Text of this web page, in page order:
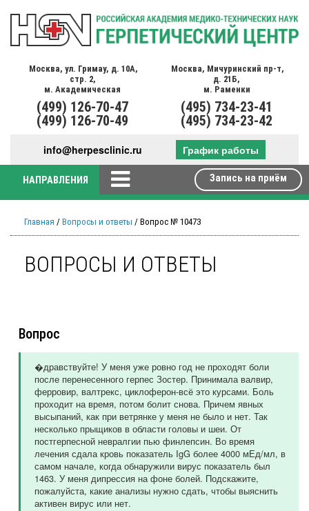
Москва, ул. Гримау, д. 10А,
стр. 2,
м. Академическая
(499) 126-70-47
(499) 126-70-49
Москва, Мичуринский пр-т,
д. 21Б,
м. Раменки
(495) 734-23-41
(495) 734-23-42
info@herpesclinic.ru График работы
НАПРАВЛЕНИЯ Запись на приём
Главная / Вопросы и ответы / Вопрос № 10473
ВОПРОСЫ И ОТВЕТЫ
Вопрос
�дравствуйте! У меня уже ровно год не проходят боли
после перенесенного герпес Зостер. Принимала валвир,
ферровир, валтрекс, циклоферон-всё это курсами. Боль
проходит на время, потом болит снова. Причем явных
высыпаний, как при ветрянке у меня не было и нет. Так
несколько прыщиков в области головы и шеи. От
постгерпесной невралгии пью финлепсин. Во время
лечения сдала кровь показатель IgG более 4000 мЕд/мл, в
самом начале, когда обнаружили вирус показатель был
1463. У меня дипрессия на фоне болей. Подскажите,
пожалуйста, какие анализы нужно сдать, чтобы выяснить
активен вирус или нет.